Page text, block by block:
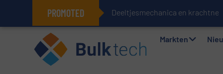
PROMOTED Deeltjesmechanica en
Geïntegreerde doserings- en
Markten